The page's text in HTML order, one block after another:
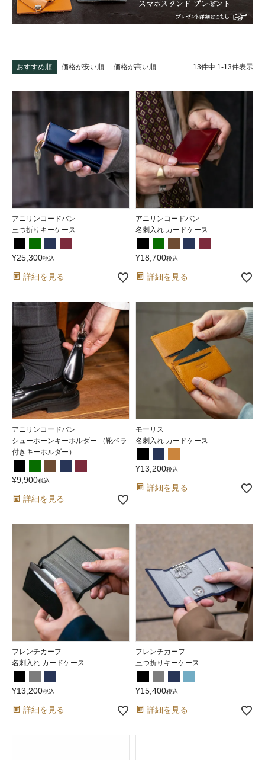
おすすめ順 価格が安い順 価格が高い順 13件中 1 -13件表示
アニリンコードバン
三つ折りキーケース
¥25,300税込
詳細を見る
アニリンコードバン
名刺入れ カードケース
¥18,700税込
詳細を見る
アニリンコードバン
シューホーンキーホルダー （靴ベラ
付きキーホルダー）
¥9,900税込
詳細を見る
モーリス
名刺入れ カードケース
¥13,200税込
詳細を見る
フレンチカーフ
名刺入れ カードケース
¥13,200税込
詳細を見る
フレンチカーフ
三つ折りキーケース
¥15,400税込
詳細を見る